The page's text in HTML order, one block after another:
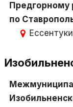
Предгорному
по